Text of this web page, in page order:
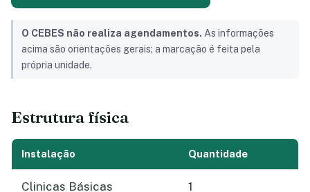
O CEBES não realiza agendamentos. As informações
acima são orientações gerais; a marcação é feita pela
própria unidade.
Estrutura física
Instalação Quantidade
Clinicas Básicas 1